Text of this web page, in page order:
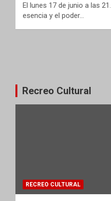
El lunes 17 de junio a las
esencia y el poder…
entradas
Recreo Cultural
RECREO CULTURAL